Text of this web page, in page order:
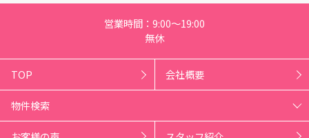
営業時間：9:00～19:00
無休
TOP 会社概要
物件検索